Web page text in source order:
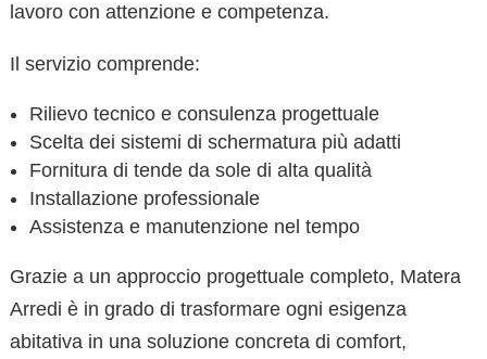
lavoro con attenzione e competenza.
Il servizio comprende:
Rilievo tecnico e consulenza progettuale
Scelta dei sistemi di schermatura più adatti
Fornitura di tende da sole di alta qualità
Installazione professionale
Assistenza e manutenzione nel tempo
Grazie a un approccio progettuale completo, Matera
Arredi è in grado di trasformare ogni esigenza
abitativa in una soluzione concreta di comfort,